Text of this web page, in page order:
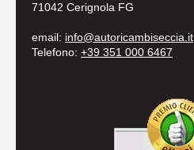
71042 Cerignola FG
email: info@autoricambiseccia.it
Telefono: +39 351 000 6467